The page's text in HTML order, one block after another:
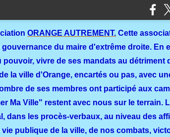
ORANGE AUTREMENT. Cette
du maire d'extrême droite.
vivre de ses mandats au
la ville d'Orange, encartés ou pas, avec
de ses membres ont participé aux
Ma Ville" restent avec nous sur le
dans les procès-verbaux, au niveau des
publique de la ville, de nos combats,